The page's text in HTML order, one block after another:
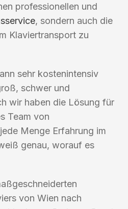
professionellen und
, sondern auch die
Klaviertransport zu
sehr kostenintensiv
schwer und
wir haben die Lösung für
Team von
Menge Erfahrung im
genau, worauf es
von Wien nach